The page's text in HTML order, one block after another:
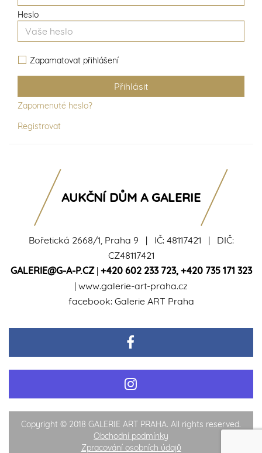
Heslo
Zapamatovat přihlášení
Zapomenuté heslo?
Registrovat
Bořetická 2668/1, Praha 9 | IČ: 48117421 | DIČ:
CZ48117421
GALERIE@G-A-P.CZ| +420 602 233 723, +420 735 171 323
| www.galerie-art-praha.cz
facebook: Galerie ART Praha
AUKČNÍ DŮM A GALERIE
Copyright © 2018 GALERIE ART PRAHA. All rights reserved.
Obchodní podmínky
Zpracování osobních údajů